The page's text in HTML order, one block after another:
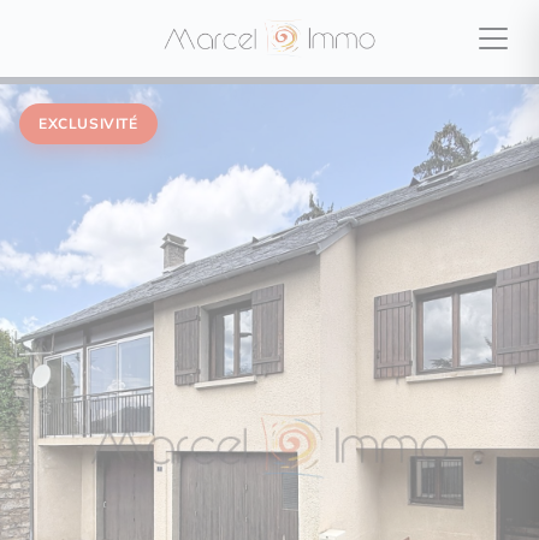
EXCLUSIVITÉ